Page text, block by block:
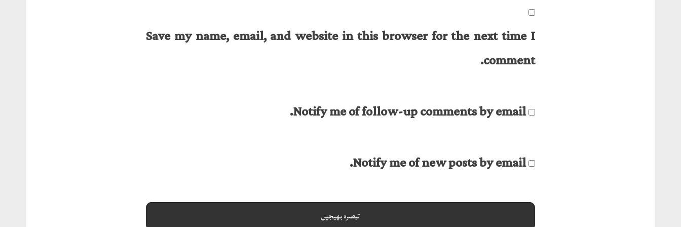
Save my name, email, and website in this browser for the next time I
comment.
Notify me of follow-up comments by email.
Notify me of new posts by email.